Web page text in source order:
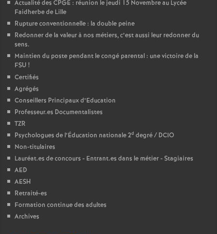
Actualité des CPGE : réunion le jeudi 15 Novembre au Lycée
Faidherbe de Lille
Rupture conventionnelle : la double peine
Redonner de la valeur à nos métiers, c’est aussi leur redonner du
sens.
Maintien du poste pendant le congé parental : une victoire de la
FSU !
Certifiés
Agrégés
Conseillers Principaux d’Education
Professeur.es Documentalistes
TZR
Psychologues de l’Éducation nationale 2d degré / DCIO
Non-titulaires
Lauréat.es de concours - Entrant.es dans le métier - Stagiaires
AED
AESH
Retraité-es
Formation continue des adultes
Archives